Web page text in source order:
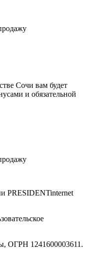
Сочи вам будет
и обязательной
PRESIDENTinternet
ОГРН 1241600003611.